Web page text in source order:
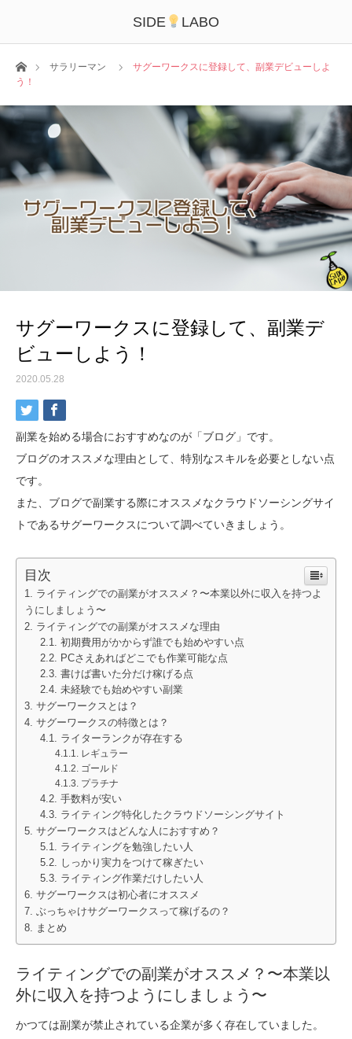
SIDE LABO
ホームサラリーマン
サグーワークスに登録して、副業デビューしよ
う！
サグーワークスに登録して、副業デ
ビューしよう！
2020.05.28
副業を始める場合におすすめなのが「ブログ」です。
ブログのオススメな理由として、特別なスキルを必要としない点
です。
また、ブログで副業する際にオススメなクラウドソーシングサイ
トであるサグーワークスについて調べていきましょう。
目次
ライティングでの副業がオススメ？〜本業以外に収入を持つよ
うにしましょう〜
ライティングでの副業がオススメな理由
初期費用がかからず誰でも始めやすい点
PCさえあればどこでも作業可能な点
書けば書いた分だけ稼げる点
未経験でも始めやすい副業
サグーワークスとは？
サグーワークスの特徴とは？
ライターランクが存在する
レギュラー
ゴールド
プラチナ
手数料が安い
ライティング特化したクラウドソーシングサイト
サグーワークスはどんな人におすすめ？
ライティングを勉強したい人
しっかり実力をつけて稼ぎたい
ライティング作業だけしたい人
サグーワークスは初心者にオススメ
ぶっちゃけサグーワークスって稼げるの？
まとめ
ライティングでの副業がオススメ？〜本業以
外に収入を持つようにしましょう〜
かつては副業が禁止されている企業が多く存在していました。